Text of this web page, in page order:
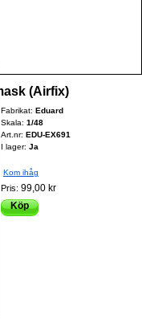
(Airfix)
Fabrikat: Eduard
Skala: 1/48
Art.nr: EDU-EX691
I lager: Ja
Kom ihåg
Pris: 99,00 kr
Köp